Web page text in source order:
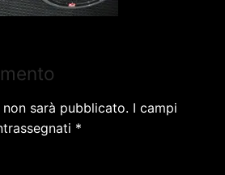
sarà pubblicato. I campi
*